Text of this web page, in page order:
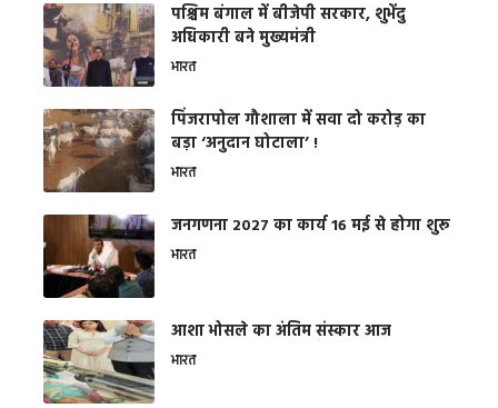
पश्चिम बंगाल में बीजेपी सरकार, शुभेंदु
अधिकारी बने मुख्यमंत्री
भारत
​पिंजरापोल गौशाला में सवा दो करोड़ का
बड़ा ‘अनुदान घोटाला’ !
भारत
जनगणना 2027 का कार्य 16 मई से होगा शुरू
भारत
आशा भोसले का अंतिम संस्कार आज
भारत